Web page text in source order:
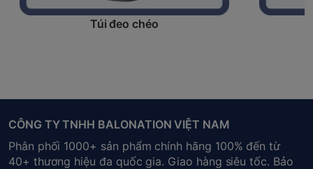
Túi đeo chéo
CÔNG TY TNHH BALONATION VIỆT NAM
Phân phối 1000+ sản phẩm chính hãng 100% đến từ
40+ thương hiệu đa quốc gia. Giao hàng siêu tốc. Bảo